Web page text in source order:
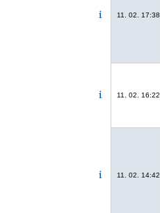
11. 02. 17:38
11. 02. 16:22
11. 02. 14:42